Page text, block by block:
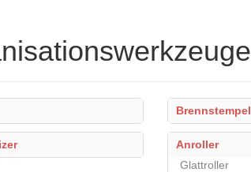
Brennstempel
Anroller
Glattroller